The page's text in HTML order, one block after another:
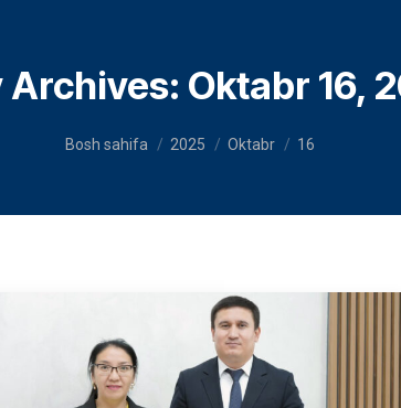
Archives: Oktabr 16,
You are here:
Bosh sahifa 2025 Oktabr 16